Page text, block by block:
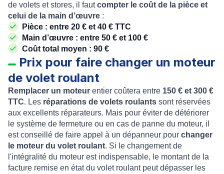
de volets et stores, il fautcompter le coût de la pièce et
celui de la main d’œuvre :
Pièce : entre 20 € et 40 € TTC
Main d’œuvre : entre 50 € et 100 €
Coût total moyen : 90 €
Prix pour faire changer un moteur
de volet roulant
Remplacer un moteur entier coûtera entre 150 € et 300 €
TTC. Les réparations de volets roulants sont réservées
aux excellents réparateurs. Mais pour éviter de détériorer
le système de fermeture ou en cas de panne du moteur, il
est conseillé de faire appel à un dépanneur pour changer
le moteur du volet roulant. Si le changement de
l'intégralité du moteur est indispensable, le montant de la
facture remise en état du volet roulant peut dépasser les